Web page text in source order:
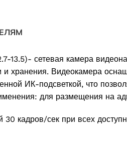
13.5)- сетевая камера
и хранения. Видеокамера
ИК-подсветкой, что
для размещения на
30 кадров/сек при всех